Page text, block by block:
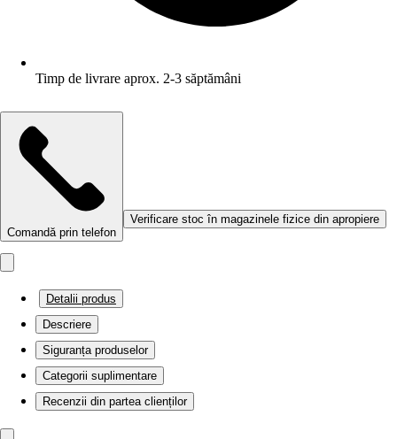
Timp de livrare aprox. 2-3 săptămâni
Comandă prin telefon
Verificare stoc în magazinele fizice din apropiere
Detalii produs
Descriere
Siguranța produselor
Categorii suplimentare
Recenzii din partea clienților